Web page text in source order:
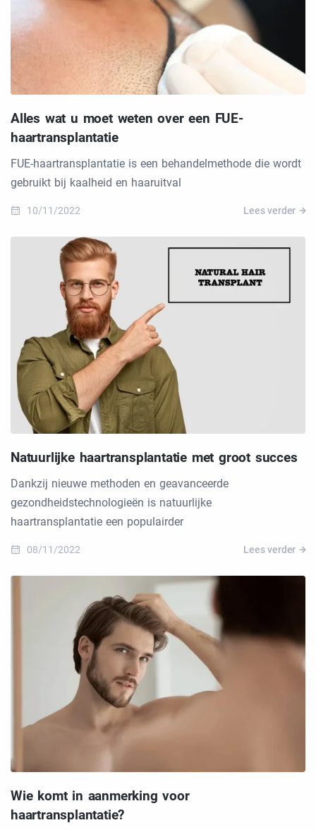
Alles wat u moet weten over een FUE-
haartransplantatie
FUE-haartransplantatie is een behandelmethode die wordt
gebruikt bij kaalheid en haaruitval
10/11/2022 Lees verder
Natuurlijke haartransplantatie met groot succes
Dankzij nieuwe methoden en geavanceerde
gezondheidstechnologieën is natuurlijke
haartransplantatie een populairder
08/11/2022 Lees verder
Wie komt in aanmerking voor
haartransplantatie?